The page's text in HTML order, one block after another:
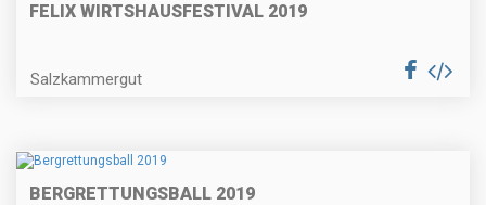
FELIX WIRTSHAUSFESTIVAL 2019
Salzkammergut
BERGRETTUNGSBALL 2019